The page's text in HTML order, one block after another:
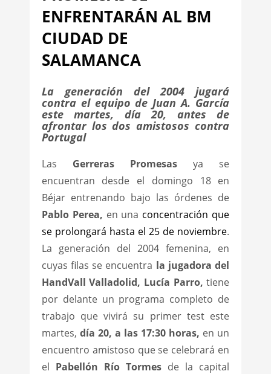
ENFRENTARÁN AL BM
CIUDAD DE
SALAMANCA
La generación del 2004 jugará
contra el equipo de Juan A. García
este martes, día 20, antes de
afrontar los dos amistosos contra
Portugal
Las Gerreras Promesas ya se
encuentran desde el domingo 18 en
Béjar entrenando bajo las órdenes de
Pablo Perea, en una concentración que
se prolongará hasta el 25 de noviembre.
La generación del 2004 femenina, en
cuyas filas se encuentra la jugadora del
HandVall Valladolid, Lucía Parro, tiene
por delante un programa completo de
trabajo que vivirá su primer test este
martes, día 20, a las 17:30 horas, en un
encuentro amistoso que se celebrará en
el Pabellón Río Tormes de la capital